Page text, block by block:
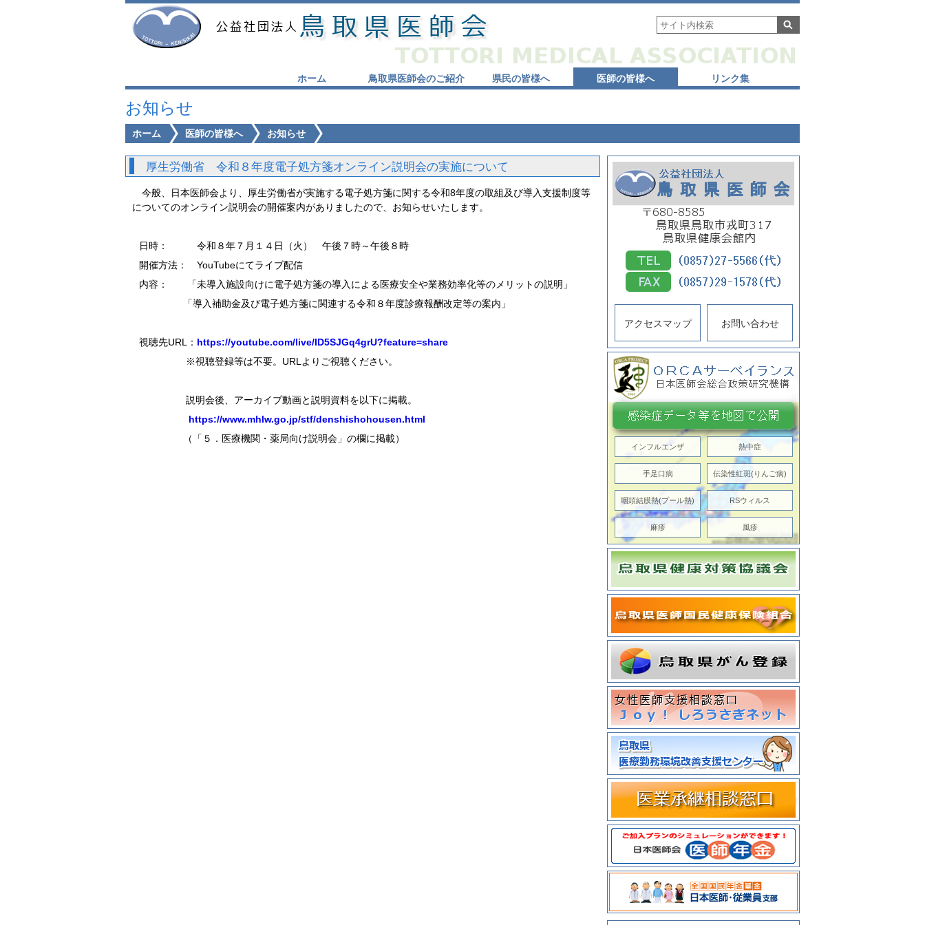
ホーム 鳥取県医師会のご紹介 県民の皆様へ 医師の皆様へ リンク集
お知らせ
ホーム 医師の皆様へ お知らせ
厚生労働省 令和８年度電子処方箋オンライン説明会の実施について
今般、日本医師会より、厚生労働省が実施する電子処方箋に関する令和8年度の取組及び導入支援制度等
についてのオンライン説明会の開催案内がありましたので、お知らせいたします。
日時： 令和８年７月１４日（火） 午後７時～午後８時
開催方法： YouTubeにてライブ配信
内容： 「未導入施設向けに電子処方箋の導入による医療安全や業務効率化等のメリットの説明」
「導入補助金及び電子処方箋に関連する令和８年度診療報酬改定等の案内」
視聴先URL： https://youtube.com/live/ID5SJGq4grU?feature=share
※視聴登録等は不要。URLよりご視聴ください。
説明会後、アーカイブ動画と説明資料を以下に掲載。
https://www.mhlw.go.jp/stf/denshishohousen.html
（「５．医療機関・薬局向け説明会」の欄に掲載）
アクセスマップ お問い合わせ
インフルエンザ 熱中症
手足口病 伝染性紅斑(りんご病)
咽頭結膜熱(プール熱) RSウィルス
麻疹 風疹